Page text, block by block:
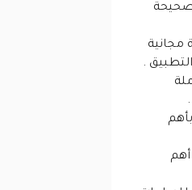
مجانية
.